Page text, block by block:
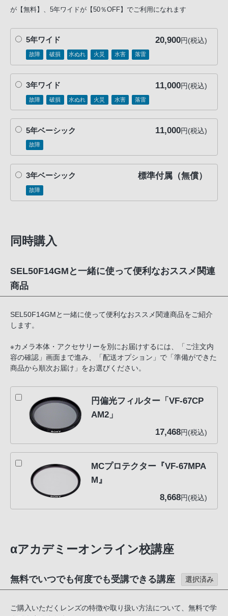
が【無料】、5年ワイドが【50％OFF】でご利用になれます
5年ワイド 20,900円(税込)
故障 破損 水ぬれ 火災 水害 落雷
3年ワイド 11,000円(税込)
故障 破損 水ぬれ 火災 水害 落雷
5年ベーシック 11,000円(税込)
故障
3年ベーシック 標準付属（無償）
故障
同時購入
SEL50F14GMと一緒に使って便利なおススメ関連
商品
SEL50F14GMと一緒に使って便利なおススメ関連商品をご紹介
します。
※カメラ本体・アクセサリーを別にお届けするには、「ご注文内
容の確認」画面まで進み、「配送オプション」で「準備ができた
商品から順次お届け」をお選びください。
円偏光フィルター「VF-67CP
AM2」
17,468円(税込)
MCプロテクター『VF-67MPA
M』
8,668円(税込)
αアカデミーオンライン校講座
無料でいつでも何度でも受講できる講座 選択済み
ご購入いただくレンズの特徴や取り扱い方法について、無料で学